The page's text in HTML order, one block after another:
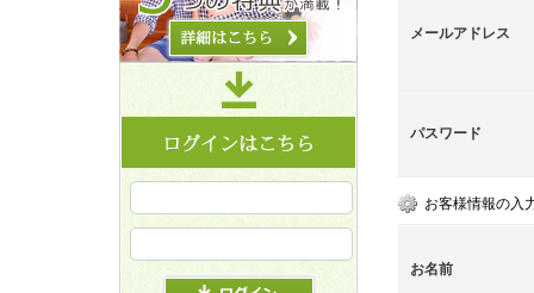
メールアドレス
パスワード
お客様情報の入
お名前